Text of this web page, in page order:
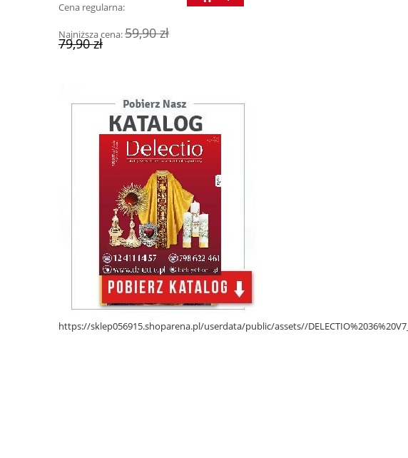
Cena regularna:
79,90 zł
Najniższa cena:59,90 zł
https://sklep056915.shoparena.pl/userdata/public/assets//